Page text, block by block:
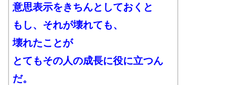
意思表示をきちんとしておくと
もし、それが壊れても、
壊れたことが
とてもその人の成長に役に立つん
だ。